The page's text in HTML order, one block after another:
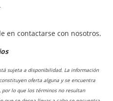
en contactarse con nosotros.
sujeta a disponibilidad. La información
oferta alguna y se encuentra
lo que los términos no resultan